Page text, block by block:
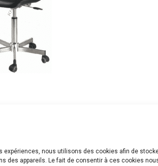
expériences, nous utilisons des cookies afin de
des appareils. Le fait de consentir à ces cookies